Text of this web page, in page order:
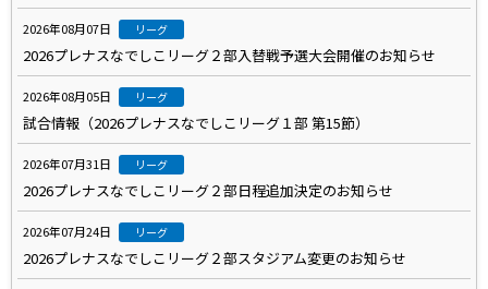
2026年08月07日 リーグ
2026プレナスなでしこリーグ２部入替戦予選大会開催のお知らせ
2026年08月05日 リーグ
試合情報（2026プレナスなでしこリーグ１部 第15節）
2026年07月31日 リーグ
2026プレナスなでしこリーグ２部日程追加決定のお知らせ
2026年07月24日 リーグ
2026プレナスなでしこリーグ２部スタジアム変更のお知らせ